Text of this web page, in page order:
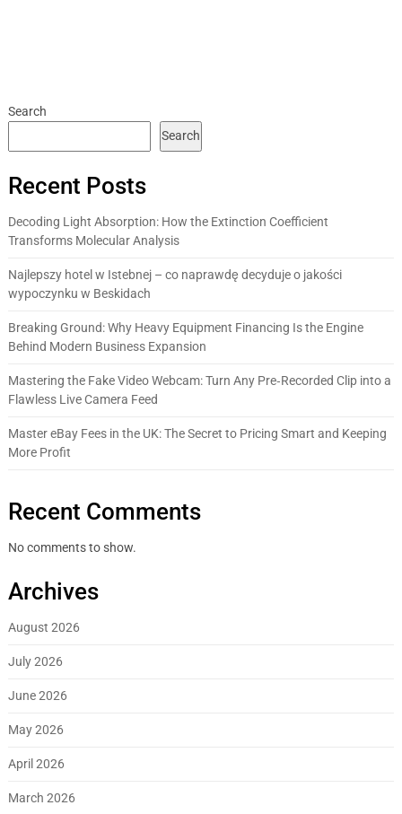
Search
Search
Recent Posts
Decoding Light Absorption: How the Extinction Coefficient
Transforms Molecular Analysis
Najlepszy hotel w Istebnej – co naprawdę decyduje o jakości
wypoczynku w Beskidach
Breaking Ground: Why Heavy Equipment Financing Is the Engine
Behind Modern Business Expansion
Mastering the Fake Video Webcam: Turn Any Pre‑Recorded Clip into a
Flawless Live Camera Feed
Master eBay Fees in the UK: The Secret to Pricing Smart and Keeping
More Profit
Recent Comments
No comments to show.
Archives
August 2026
July 2026
June 2026
May 2026
April 2026
March 2026